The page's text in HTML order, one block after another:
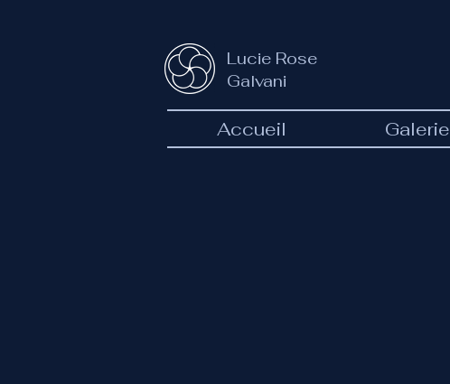
Lucie Rose
Galvani
Accueil Galerie